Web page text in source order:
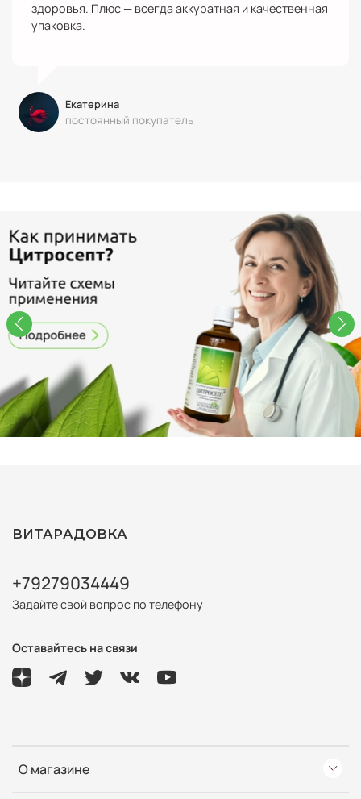
здоровья. Плюс — всегда аккуратная и качественная
упаковка.
Екатерина
постоянный покупатель
О магазине
ВИТАРАДОВКА
+79279034449
Задайте свой вопрос по телефону
Оставайтесь на связи